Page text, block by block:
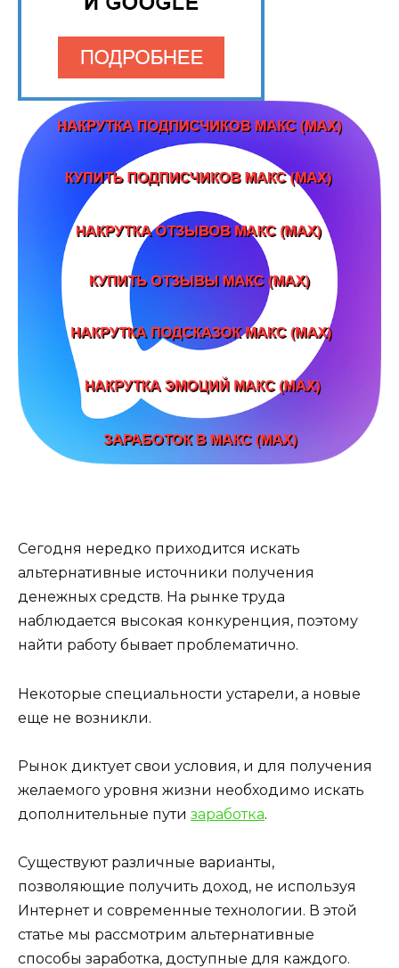
Сегодня нередко приходится искать
альтернативные источники получения
денежных средств. На рынке труда
наблюдается высокая конкуренция, поэтому
найти работу бывает проблематично.
Некоторые специальности устарели, а новые
еще не возникли.
Рынок диктует свои условия, и для получения
желаемого уровня жизни необходимо искать
дополнительные пути заработка.
Существуют различные варианты,
позволяющие получить доход, не используя
Интернет и современные технологии. В этой
статье мы рассмотрим альтернативные
способы заработка, доступные для каждого.